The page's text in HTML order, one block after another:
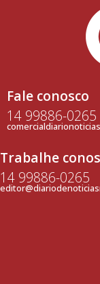
Fale conosco
14 99886-0265
Trabalhe
14 99886-0265